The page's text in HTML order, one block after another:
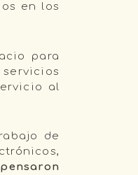
en los
para
al
de